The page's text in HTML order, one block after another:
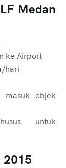
Medan
ke Airport
hari
masuk objek
untuk
2015